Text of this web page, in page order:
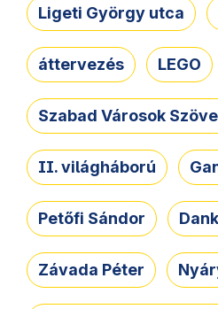
Ligeti György utca
áttervezés LEGO
Szabad Városok
II. világháború
Petőfi Sándor
Závada Péter